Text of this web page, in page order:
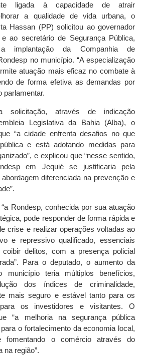
ligada à capacidade de atrair
a qualidade de vida urbana, o
Hassan (PP) solicitou ao governador
ao secretário de Segurança Pública,
implantação da Companhia de
no município. “A especialização
atuação mais eficaz no combate à
de forma efetiva as demandas por
parlamentar.
solicitação, através de indicação
Legislativa da Bahia (Alba), o
“a cidade enfrenta desafios no que
e está adotando medidas para
e explicou que “nesse sentido,
em Jequié se justificaria pela
diferenciada na prevenção e
Rondesp, conhecida por sua atuação
pode responder de forma rápida e
crise e realizar operações voltadas ao
e repressivo qualificado, essenciais
delitos, com a presença policial
Para o deputado, o aumento da
município teria múltiplos benefícios,
dos índices de criminalidade,
mais seguro e estável tanto para os
os investidores e visitantes. O
“a melhoria na segurança pública
o fortalecimento da economia local,
fomentando o comércio através do
na região”.